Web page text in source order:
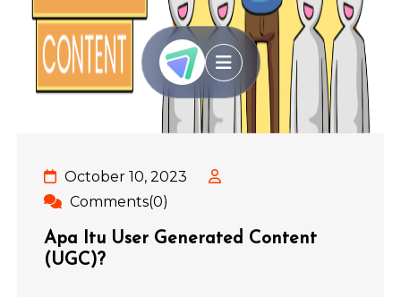
October 10, 2023
Comments(0)
Apa Itu User Generated Content
(UGC)?